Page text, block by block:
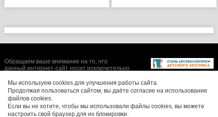
Мы используем cookies для улучшения работы сайта.
Продолжая пользоваться сайтом, вы даёте согласие на использование
файлов cookies.
Если вы не хотите, чтобы мы использовали файлы cookies, вы можете
настроить свой браузер для их блокировки.
Обращаем ваше внимание на то, что
данный интернет-сайт носит исключительно
условиях не является публичной офертой,
определяемой положениями Статьи 437 (2)
Гражданского кодекса Российской
Федерации. Цены, размеры скидок, а также
изображения автомобилей могут отличаться